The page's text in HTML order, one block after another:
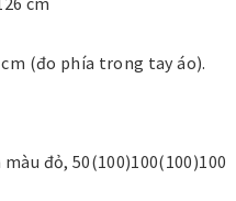
(đo phía trong tay áo).
đỏ, 50(100)100(100)100